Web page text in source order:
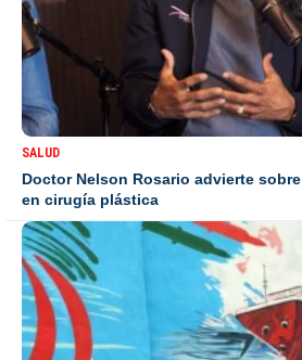
SALUD
Doctor Nelson Rosario advierte
en cirugía plástica